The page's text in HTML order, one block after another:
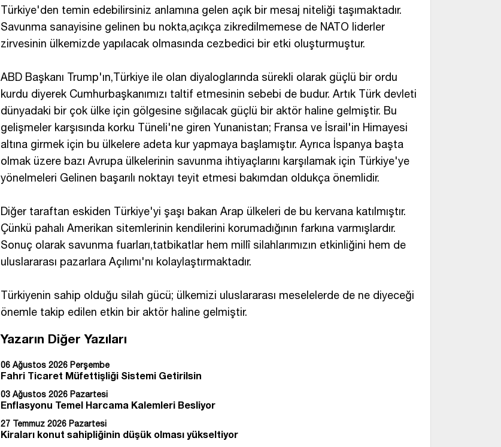
Türkiye'den temin edebilirsiniz anlamına gelen açık bir mesaj niteliği taşımaktadır.
Savunma sanayisine gelinen bu nokta,açıkça zikredilmemese de NATO liderler
zirvesinin ülkemizde yapılacak olmasında cezbedici bir etki oluşturmuştur.
ABD Başkanı Trump'ın,Türkiye ile olan diyaloglarında sürekli olarak güçlü bir ordu
kurdu diyerek Cumhurbaşkanımızı taltif etmesinin sebebi de budur. Artık Türk devleti
dünyadaki bir çok ülke için gölgesine sığılacak güçlü bir aktör haline gelmiştir. Bu
gelişmeler karşısında korku Tüneli'ne giren Yunanistan; Fransa ve İsrail'in Himayesi
altına girmek için bu ülkelere adeta kur yapmaya başlamıştır. Ayrıca İspanya başta
olmak üzere bazı Avrupa ülkelerinin savunma ihtiyaçlarını karşılamak için Türkiye'ye
yönelmeleri Gelinen başarılı noktayı teyit etmesi bakımdan oldukça önemlidir.
Diğer taraftan eskiden Türkiye'yi şaşı bakan Arap ülkeleri de bu kervana katılmıştır.
Çünkü pahalı Amerikan sitemlerinin kendilerini korumadığının farkına varmışlardır.
Sonuç olarak savunma fuarları,tatbikatlar hem millî silahlarımızın etkinliğini hem de
uluslararası pazarlara Açılımı'nı kolaylaştırmaktadır.
Türkiyenin sahip olduğu silah gücü; ülkemizi uluslararası meselelerde de ne diyeceği
önemle takip edilen etkin bir aktör haline gelmiştir.
Yazarın Diğer Yazıları
06 Ağustos 2026 Perşembe
Fahri Ticaret Müfettişliği Sistemi Getirilsin
03 Ağustos 2026 Pazartesi
Enflasyonu Temel Harcama Kalemleri Besliyor
27 Temmuz 2026 Pazartesi
Kiraları konut sahipliğinin düşük olması yükseltiyor